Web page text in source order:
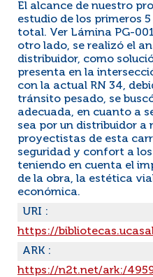
El alcance de nuestro
estudio de los primeros
total. Ver Lámina PG-
otro lado, se realizó el
distribuidor, como
presenta en la
con la actual RN 34,
tránsito pesado, se
adecuada, en cuanto a
sea por un distribuidor a
proyectistas de esta
seguridad y confort a
teniendo en cuenta el
de la obra, la estética
económica.
URI :
https://
ARK :
https://n2t.net/ark:/